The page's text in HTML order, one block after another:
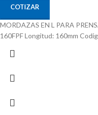
COTIZAR
MORDAZAS EN L PARA
160FPF Longitud: 160mm